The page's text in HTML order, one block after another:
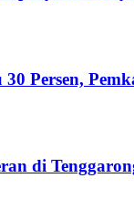
Persen,
di